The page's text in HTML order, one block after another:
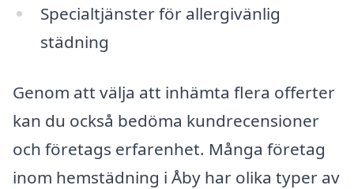
Specialtjänster för allergivänlig
städning
Genom att välja att inhämta flera offerter
kan du också bedöma kundrecensioner
och företags erfarenhet. Många företag
inom hemstädning i Åby har olika typer av